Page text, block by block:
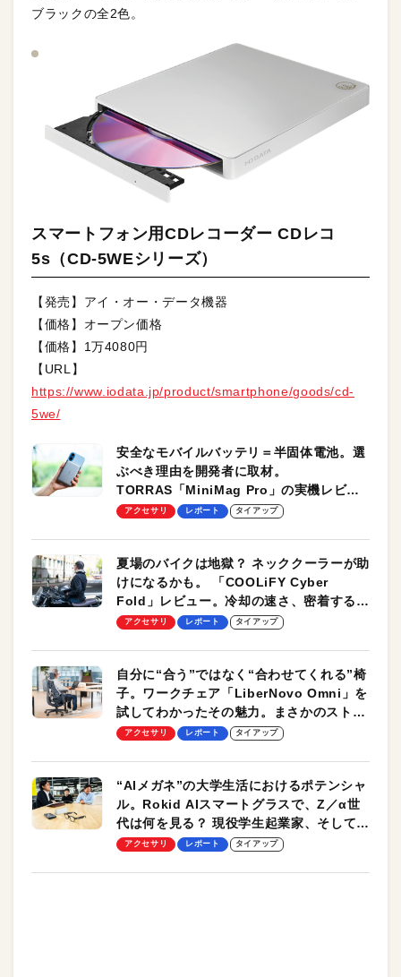
ブラックの全2色。
スマートフォン用CDレコーダー CDレコ
5s（CD-5WEシリーズ）
【発売】アイ・オー・データ機器
【価格】オープン価格
【価格】1万4080円
【URL】
https://www.iodata.jp/product/smartphone/goods/cd-
5we/
安全なモバイルバッテリ＝半固体電池。選
ぶべき理由を開発者に取材。
TORRAS「MiniMag Pro」の実機レビュ
ーも
アクセサリ レポート タイアップ
夏場のバイクは地獄？ ネッククーラーが助
けになるかも。 「COOLiFY Cyber
Fold」レビュー。冷却の速さ、密着する冷
却プレート、シンプルな操作性がグッド！
アクセサリ レポート タイアップ
自分に“合う”ではなく“合わせてくれる”椅
子。ワークチェア「LiberNovo Omni」を
試してわかったその魅力。まさかのストレ
ッチ機能も搭載
アクセサリ レポート タイアップ
“AIメガネ”の大学生活におけるポテンシャ
ル。Rokid AIスマートグラスで、Z／α世
代は何を見る？ 現役学生起業家、そして教
授による体験会レポート【PR】
アクセサリ レポート タイアップ